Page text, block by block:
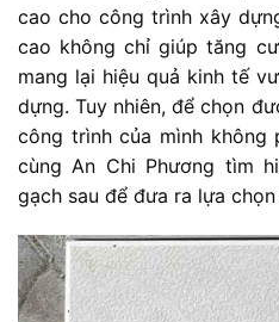
cao cho công trình xây
cao không chỉ giúp tăng
mang lại hiệu quả kinh tế
dựng. Tuy nhiên, để chọn
công trình của mình không
cùng An Chi Phương tìm
gạch sau để đưa ra lựa